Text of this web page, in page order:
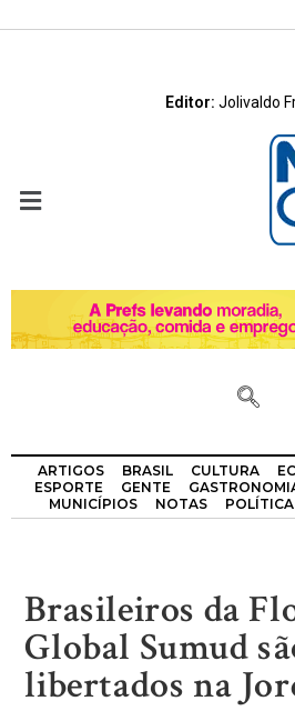
Editor: Jolivaldo
ARTIGOS BRASIL CULTURA
ESPORTE
GENTE
MUNICÍPIOS
NOTAS POLÍTICA
Brasileiros da
Global Sumud
libertados na